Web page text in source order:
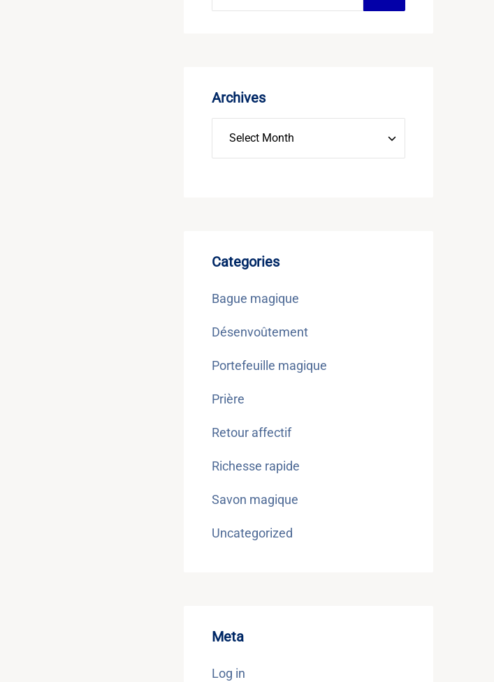
Archives
Categories
Bague magique
Désenvoûtement
Portefeuille magique
Prière
Retour affectif
Richesse rapide
Savon magique
Uncategorized
Meta
Log in